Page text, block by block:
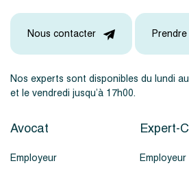
Nos experts sont disponibles du lundi
et le vendredi jusqu’à 17h00.
Nous contacter
Avocat
Employeur
Expert-
Employeur